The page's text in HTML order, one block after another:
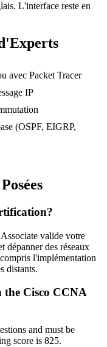
L'interface reste en
avec Packet Tracer
IP
(OSPF, EIGRP,
valide votre
dépanner des réseaux
l'implémentation
distants.
the Cisco CCNA
and must be
score is 825.